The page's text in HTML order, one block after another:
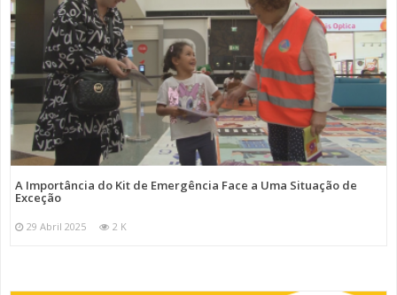
A Importância do Kit de Emergência Face a Uma Situação de
Exceção
29 Abril 2025 2 K